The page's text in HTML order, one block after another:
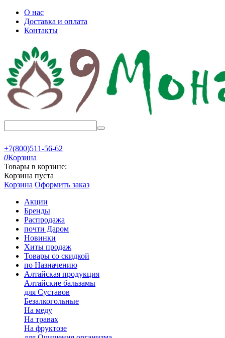
О нас
Доставка и оплата
Контакты
+7(800)511-56-62
0Корзина
Товары в корзине:
Корзина пуста
Корзина Оформить заказ
Акции
Бренды
Распродажа
почти Даром
Новинки
Хиты продаж
Товары со скидкой
по Назначению
Алтайская продукция
Алтайские бальзамы
для Суставов
Безалкогольные
На меду
На травах
На фруктозе